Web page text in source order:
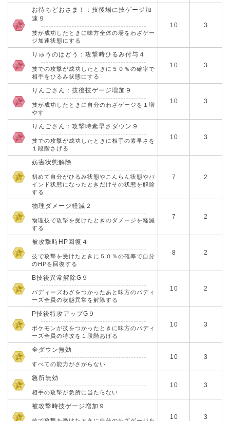
お待ちどおさま！：技後場に技ゲージ加
速９
技が成功したときに味方全体の場をわざゲー
ジ加速状態にする
10 3
りゅうのはどう：攻撃時ひるみ付与４
技での攻撃が成功したときに５０％の確率で
相手をひるみ状態にする
10 3
りんごさん：技後技ゲージ増加９
技が成功したときに自分のわざゲージを１増
やす
10 3
りんごさん：攻撃時素早さダウン９
技での攻撃が成功したときに相手の素早さを
１段階さげる
10 3
妨害状態解除
初めて自分がひるみ状態やこんらん状態やバ
インド状態になったときだけその状態を解除
する
7 2
物理ダメージ軽減２
物理技で攻撃を受けたときのダメージを軽減
する
7 2
被攻撃時HP回復４
技で攻撃を受けたときに５０％の確率で自分
のHPを回復する
8 2
B技後異常解除G９
バディーズわざをつかったあと味方のバディ
ーズ全員の状態異常を解除する
10 2
P技後特攻アップG９
ポケモンが技をつかったときに味方のバディ
ーズ全員の特攻を１段階あげる
10 3
全ダウン無効
すべての能力がさがらない
10 3
急所無効
相手の攻撃が急所に当たらない
10 3
被攻撃時技ゲージ増加９
10 3